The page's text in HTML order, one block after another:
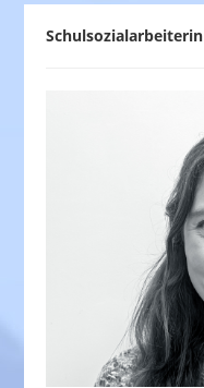
Schulsozialarbeiterin